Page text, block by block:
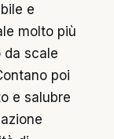
e
molto più
da scale
poi
e salubre